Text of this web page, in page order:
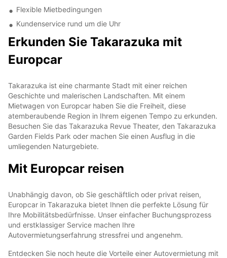
Flexible Mietbedingungen
Kundenservice rund um die Uhr
Erkunden Sie Takarazuka mit
Europcar
Takarazuka ist eine charmante Stadt mit einer reichen
Geschichte und malerischen Landschaften. Mit einem
Mietwagen von Europcar haben Sie die Freiheit, diese
atemberaubende Region in Ihrem eigenen Tempo zu erkunden.
Besuchen Sie das Takarazuka Revue Theater, den Takarazuka
Garden Fields Park oder machen Sie einen Ausflug in die
umliegenden Naturgebiete.
Mit Europcar reisen
Unabhängig davon, ob Sie geschäftlich oder privat reisen,
Europcar in Takarazuka bietet Ihnen die perfekte Lösung für
Ihre Mobilitätsbedürfnisse. Unser einfacher Buchungsprozess
und erstklassiger Service machen Ihre
Autovermietungserfahrung stressfrei und angenehm.
Entdecken Sie noch heute die Vorteile einer Autovermietung mit